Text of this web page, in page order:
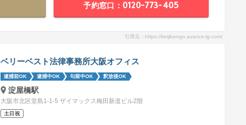
予約窓口：0120-773-405
引用元：https://keijibengo.avance-lg.com/
ベリーベスト法律事務所大阪オフィス
逮捕前OK 逮捕中OK 勾留中OK 釈放後OK
淀屋橋駅
大阪市北区堂島1-1-5 ザイマックス梅田新道ビル2階
土日祝